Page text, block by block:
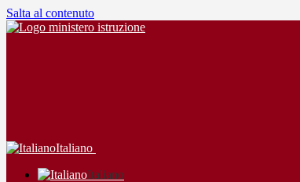
Salta al contenuto
Italiano
Italiano